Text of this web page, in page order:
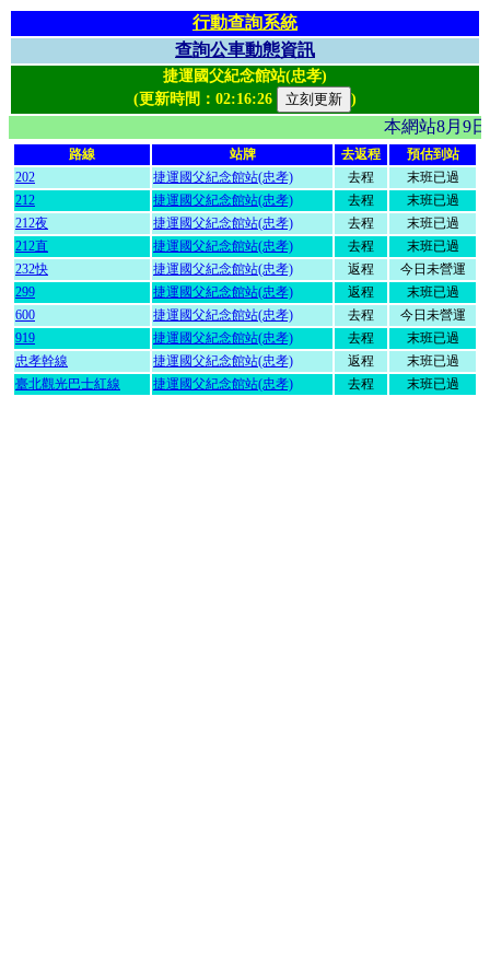
行動查詢系統
查詢公車動態資訊
捷運國父紀念館站(忠孝)
(更新時間： 02:16:26 )
本網站8月9
路線 站牌 去返程
預估到站
202
捷運國父紀念館站(忠孝) 去程
末班已過
212
捷運國父紀念館站(忠孝) 去程
末班已過
212夜
捷運國父紀念館站(忠孝) 去程
末班已過
212直
捷運國父紀念館站(忠孝) 去程
末班已過
232快
捷運國父紀念館站(忠孝) 返程
今日未營運
299
捷運國父紀念館站(忠孝) 返程
末班已過
600
捷運國父紀念館站(忠孝) 去程
今日未營運
919
捷運國父紀念館站(忠孝) 去程
末班已過
忠孝幹線
捷運國父紀念館站(忠孝) 返程
末班已過
臺北觀光巴士紅線
捷運國父紀念館站(忠孝) 去程 末班已過